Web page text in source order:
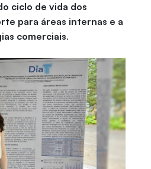
ciclo de vida dos
para áreas internas e a
comerciais.